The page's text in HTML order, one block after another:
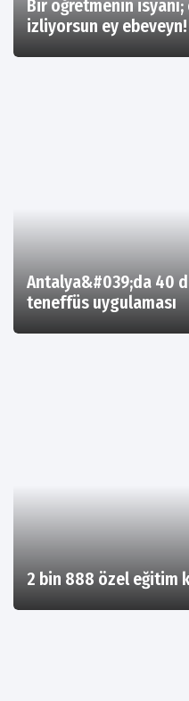
Bir öğretmenin
izliyorsun ey ebeveyn!
Antalya&#039;da 40
teneffüs uygulaması
2 bin 888 özel eğitim